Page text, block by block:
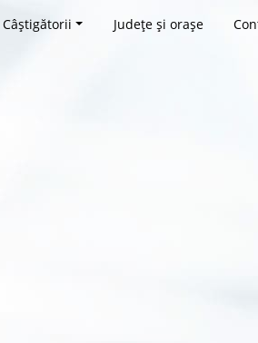
Câștigătorii Județe și orașe